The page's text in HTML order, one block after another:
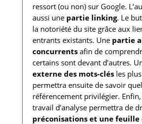
ressort (ou non) sur Google.
aussi une partie linking. Le
la notoriété du site grâce aux
entrants existants. Une partie
concurrentsafin de
certains sont devant d’autres.
externe des mots-clésles
permettra ensuite de savoir
référencement privilégier.
travail d’analyse permettra de
préconisations et une feuille